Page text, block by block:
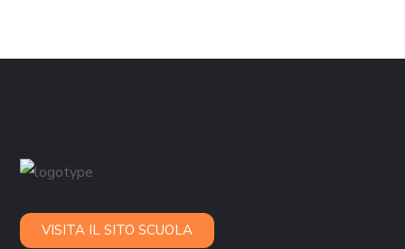
VISITA IL SITO SCUOLA